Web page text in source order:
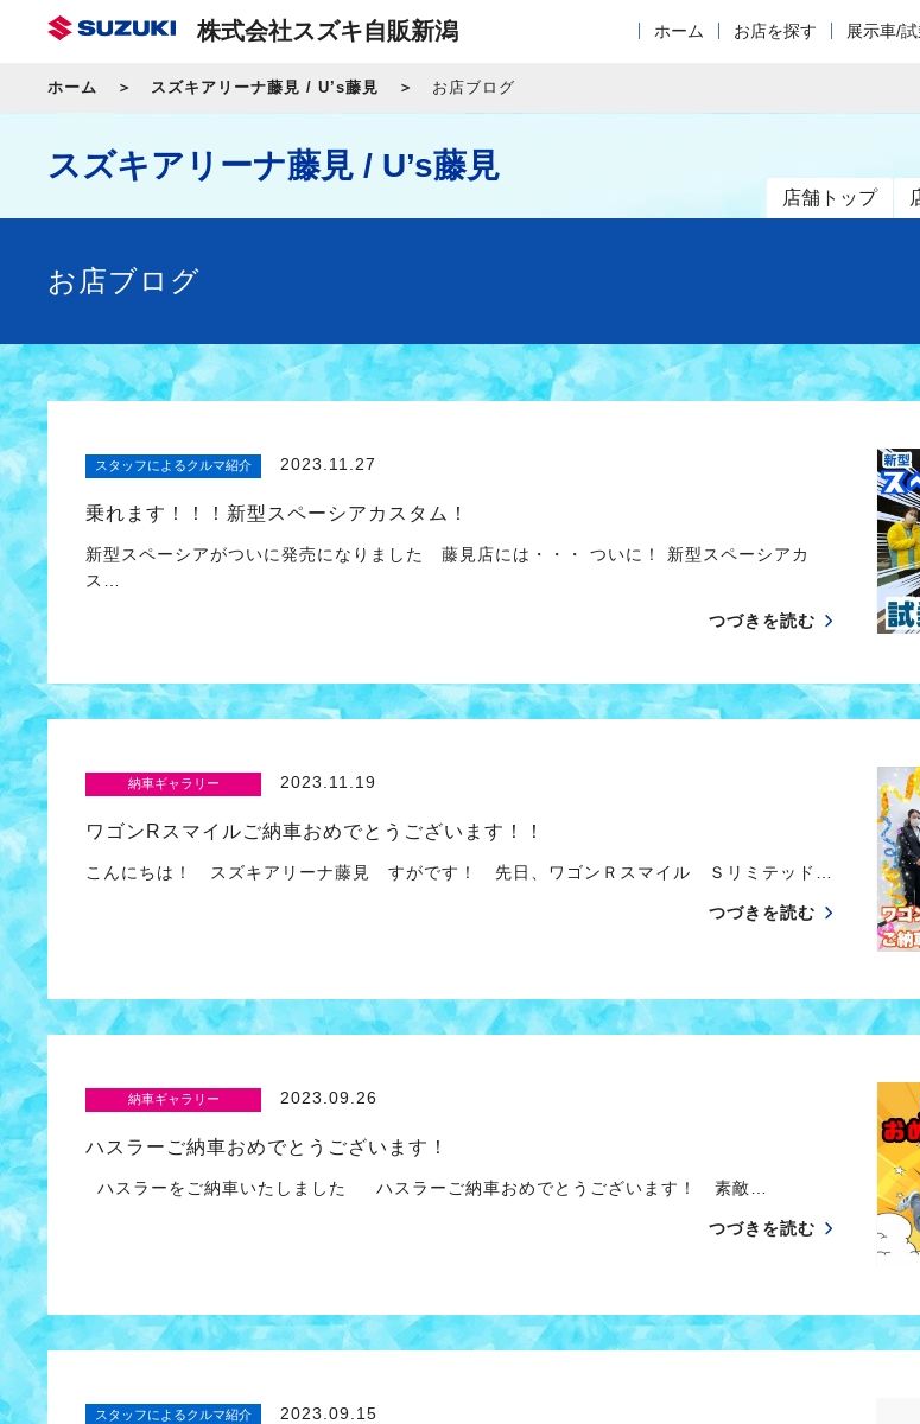
株式会社スズキ自販新潟 ホーム お店を探す 展示車/
ホーム スズキアリーナ藤見 / U’s藤見 お店ブログ
スズキアリーナ藤見 / U’s藤見
店舗トップ
お店ブログ
スタッフによるクルマ紹介 2023.11.27
乗れます！！！新型スペーシアカスタム！
新型スペーシアがついに発売になりました 藤見店には・・・ ついに！ 新型スペーシアカ
ス…
つづきを読む
納車ギャラリー 2023.11.19
ワゴンRスマイルご納車おめでとうございます！！
こんにちは！ スズキアリーナ藤見 すがです！ 先日、ワゴンＲスマイル Ｓリミテッド…
つづきを読む
納車ギャラリー 2023.09.26
ハスラーご納車おめでとうございます！
ハスラーをご納車いたしました ハスラーご納車おめでとうございます！ 素敵…
つづきを読む
スタッフによるクルマ紹介 2023.09.15